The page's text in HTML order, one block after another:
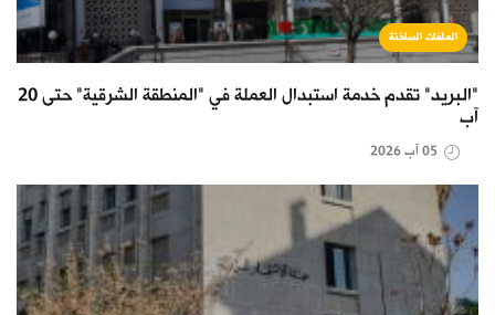
الملفات الساخنة
"البريد" تقدم خدمة استبدال العملة في "المنطقة الشرقية" حتى 20
آب